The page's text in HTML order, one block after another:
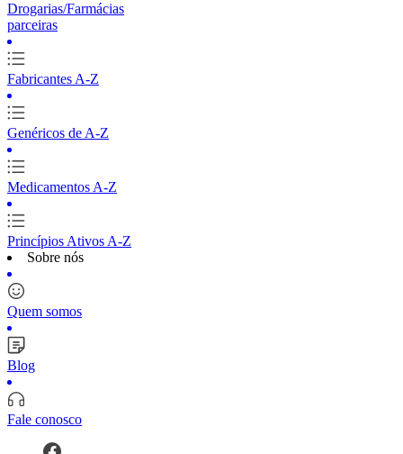
Drogarias/Farmácias
parceiras
Fabricantes A-Z
Genéricos de A-Z
Medicamentos A-Z
Princípios Ativos A-Z
Sobre nós
Quem somos
Blog
Fale conosco